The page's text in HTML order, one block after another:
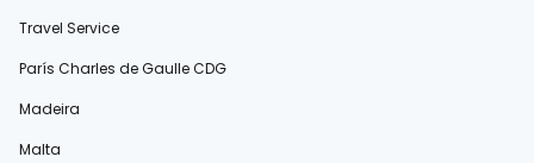
Travel Service
París Charles de Gaulle CDG
Madeira
Malta